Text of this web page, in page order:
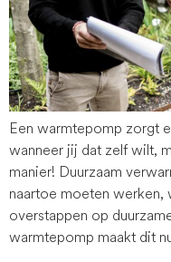
Een warmtepomp zorgt
wanneer jij dat zelf wilt,
manier! Duurzaam
naartoe moeten werken,
overstappen op
warmtepomp maakt dit